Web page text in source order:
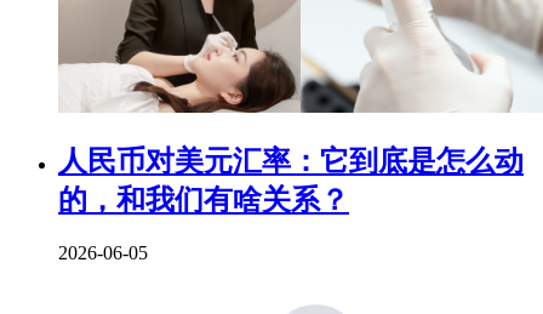
人民币对美元汇率：它到底是怎么动
的，和我们有啥关系？
2026-06-05